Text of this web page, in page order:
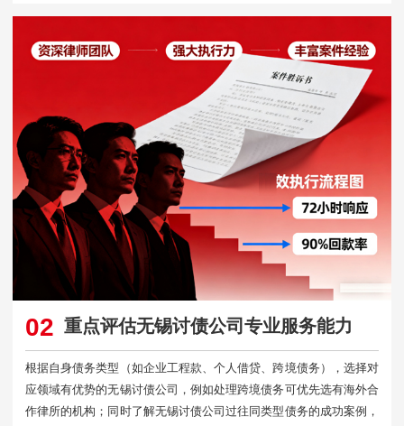
02 重点评估无锡讨债公司专业服务能力
根据自身债务类型（如企业工程款、个人借贷、跨境债务），选择对
应领域有优势的无锡讨债公司，例如处理跨境债务可优先选有海外合
作律所的机构；同时了解无锡讨债公司过往同类型债务的成功案例，